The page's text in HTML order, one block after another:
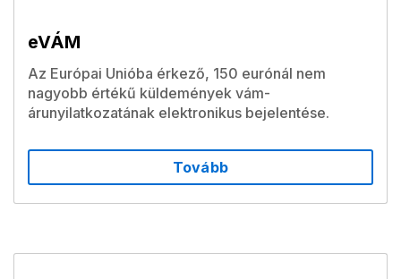
eVÁM
Az Európai Unióba érkező, 150 eurónál nem
nagyobb értékű küldemények vám-
árunyilatkozatának elektronikus bejelentése.
Tovább